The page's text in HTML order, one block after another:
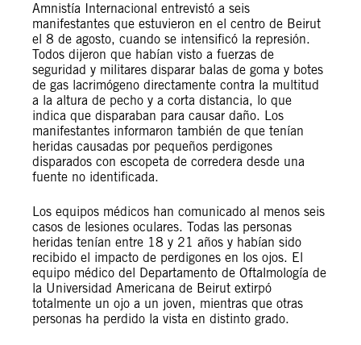
Amnistía Internacional entrevistó a seis
manifestantes que estuvieron en el centro de Beirut
el 8 de agosto, cuando se intensificó la represión.
Todos dijeron que habían visto a fuerzas de
seguridad y militares disparar balas de goma y botes
de gas lacrimógeno directamente contra la multitud
a la altura de pecho y a corta distancia, lo que
indica que disparaban para causar daño. Los
manifestantes informaron también de que tenían
heridas causadas por pequeños perdigones
disparados con escopeta de corredera desde una
fuente no identificada.
Los equipos médicos han comunicado al menos seis
casos de lesiones oculares. Todas las personas
heridas tenían entre 18 y 21 años y habían sido
recibido el impacto de perdigones en los ojos. El
equipo médico del Departamento de Oftalmología de
la Universidad Americana de Beirut extirpó
totalmente un ojo a un joven, mientras que otras
personas ha perdido la vista en distinto grado.